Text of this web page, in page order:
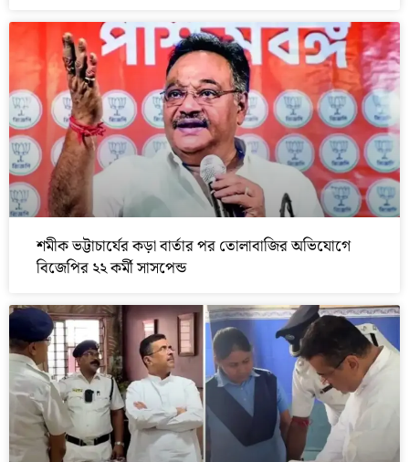
শমীক ভট্টাচার্যের কড়া বার্তার পর তোলাবাজির অভিযোগে
বিজেপির ২২ কর্মী সাসপেন্ড